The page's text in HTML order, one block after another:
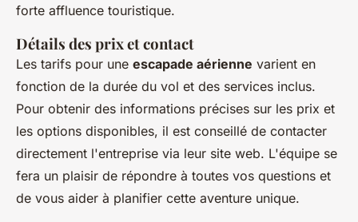
forte affluence touristique.
Détails des prix et contact
Les tarifs pour une escapade aérienne varient en
fonction de la durée du vol et des services inclus.
Pour obtenir des informations précises sur les prix et
les options disponibles, il est conseillé de contacter
directement l'entreprise via leur site web. L'équipe se
fera un plaisir de répondre à toutes vos questions et
de vous aider à planifier cette aventure unique.